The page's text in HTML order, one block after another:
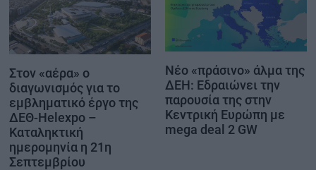
Στον «αέρα» ο
διαγωνισμός για το
εμβληματικό έργο της
ΔΕΘ-Helexpo –
Καταληκτική
ημερομηνία η 21η
Σεπτεμβρίου
Νέο «πράσινο» άλμα της
ΔΕΗ: Εδραιώνει την
παρουσία της στην
Κεντρική Ευρώπη με
mega deal 2 GW